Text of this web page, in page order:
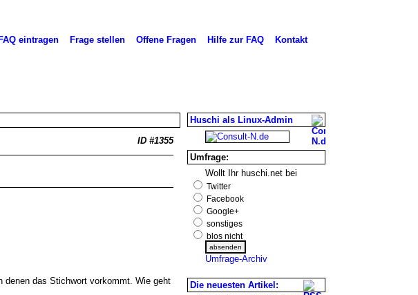
Kontakt
Hilfe zur FAQ
Offene Fragen
Frage stellen
eintragen
Huschi als Linux-Admin
Umfrage:
Wollt Ihr huschi.net bei
Twitter
Facebook
Google+
sonstiges
blos nicht
Umfrage-Archiv
Die neuesten Artikel:
ID #1355
das Stichwort vorkommt. Wie geht